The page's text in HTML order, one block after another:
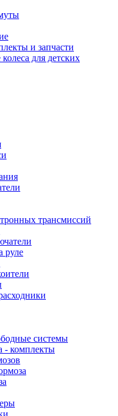
и запчасти
для детских
трансмиссий
руле
системы
- комплекты